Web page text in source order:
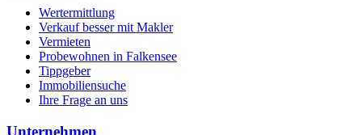
Wertermittlung
Verkauf besser mit Makler
Vermieten
Probewohnen in Falkensee
Tippgeber
Immobiliensuche
Ihre Frage an uns
Unternehmen